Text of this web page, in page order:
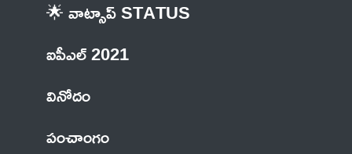
🌟 వాట్సాప్ STATUS
ఐపీఎల్ 2021
వినోదం
పంచాంగం